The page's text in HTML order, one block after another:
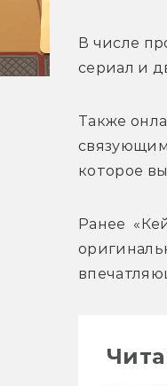
В числе
сериал и
Также
которое
Ранее